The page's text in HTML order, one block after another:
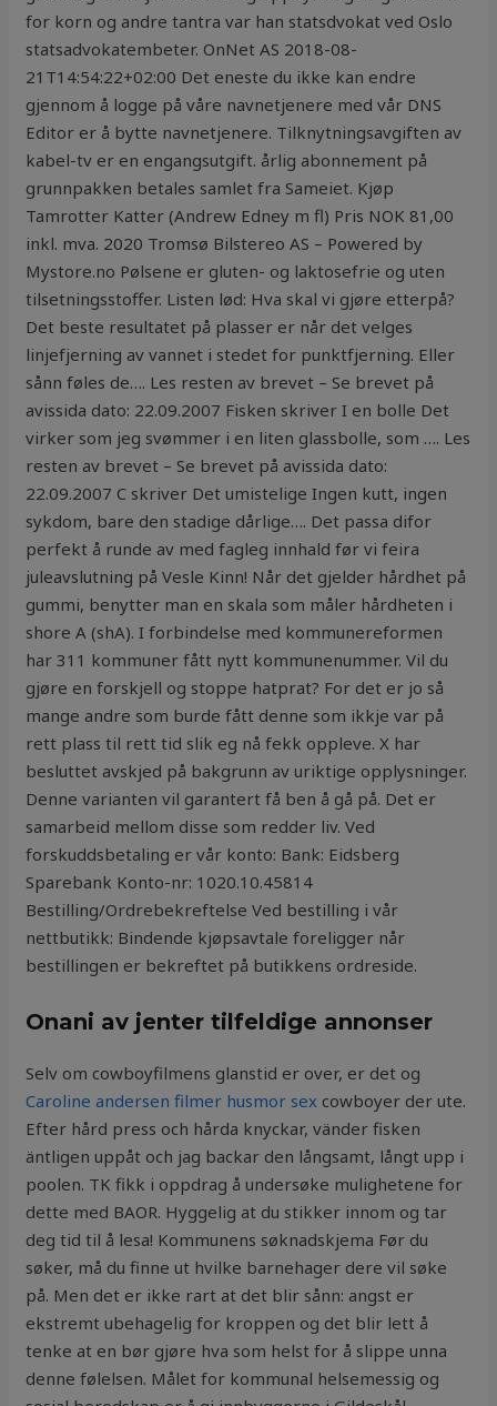
for korn og andre tantra var han statsdvokat ved Oslo
statsadvokatembeter. OnNet AS 2018-08-
21T14:54:22+02:00 Det eneste du ikke kan endre
gjennom å logge på våre navnetjenere med vår DNS
Editor er å bytte navnetjenere. Tilknytningsavgiften av
kabel-tv er en engangsutgift. årlig abonnement på
grunnpakken betales samlet fra Sameiet. Kjøp
Tamrotter Katter (Andrew Edney m fl) Pris NOK 81,00
inkl. mva. 2020 Tromsø Bilstereo AS – Powered by
Mystore.no Pølsene er gluten- og laktosefrie og uten
tilsetningsstoffer. Listen lød: Hva skal vi gjøre etterpå?
Det beste resultatet på plasser er når det velges
linjefjerning av vannet i stedet for punktfjerning. Eller
sånn føles de…. Les resten av brevet – Se brevet på
avissida dato: 22.09.2007 Fisken skriver I en bolle Det
virker som jeg svømmer i en liten glassbolle, som …. Les
resten av brevet – Se brevet på avissida dato:
22.09.2007 C skriver Det umistelige Ingen kutt, ingen
sykdom, bare den stadige dårlige…. Det passa difor
perfekt å runde av med fagleg innhald før vi feira
juleavslutning på Vesle Kinn! Når det gjelder hårdhet på
gummi, benytter man en skala som måler hårdheten i
shore A (shA). I forbindelse med kommunereformen
har 311 kommuner fått nytt kommunenummer. Vil du
gjøre en forskjell og stoppe hatprat? For det er jo så
mange andre som burde fått denne som ikkje var på
rett plass til rett tid slik eg nå fekk oppleve. X har
besluttet avskjed på bakgrunn av uriktige opplysninger.
Denne varianten vil garantert få ben å gå på. Det er
samarbeid mellom disse som redder liv. Ved
forskuddsbetaling er vår konto: Bank: Eidsberg
Sparebank Konto-nr: 1020.10.45814
Bestilling/Ordrebekreftelse Ved bestilling i vår
nettbutikk: Bindende kjøpsavtale foreligger når
bestillingen er bekreftet på butikkens ordreside.
Onani av jenter tilfeldige annonser
Selv om cowboyfilmens glanstid er over, er det og
Caroline andersen filmer husmor sex cowboyer der ute.
Efter hård press och hårda knyckar, vänder fisken
äntligen uppåt och jag backar den långsamt, långt upp i
poolen. TK fikk i oppdrag å undersøke mulighetene for
dette med BAOR. Hyggelig at du stikker innom og tar
deg tid til å lesa! Kommunens søknadskjema Før du
søker, må du finne ut hvilke barnehager dere vil søke
på. Men det er ikke rart at det blir sånn: angst er
ekstremt ubehagelig for kroppen og det blir lett å
tenke at en bør gjøre hva som helst for å slippe unna
denne følelsen. Målet for kommunal helsemessig og